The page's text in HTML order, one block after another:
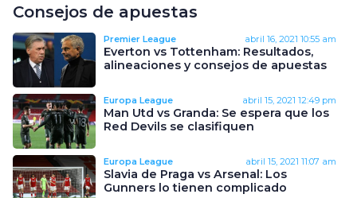
Consejos de apuestas
Premier League abril 16, 2021 10:55 am
Everton vs Tottenham: Resultados,
alineaciones y consejos de apuestas
Europa League abril 15, 2021 12:49 pm
Man Utd vs Granda: Se espera que los
Red Devils se clasifiquen
Europa League abril 15, 2021 11:07 am
Slavia de Praga vs Arsenal: Los
Gunners lo tienen complicado